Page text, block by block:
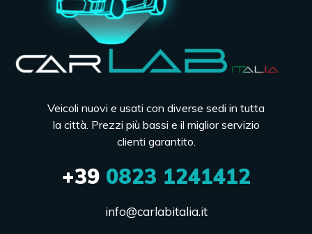
Veicoli nuovi e usati con diverse sedi in tutta
la città. Prezzi più bassi e il miglior servizio
clienti garantito.
+390823 1241412
info@carlabitalia.it